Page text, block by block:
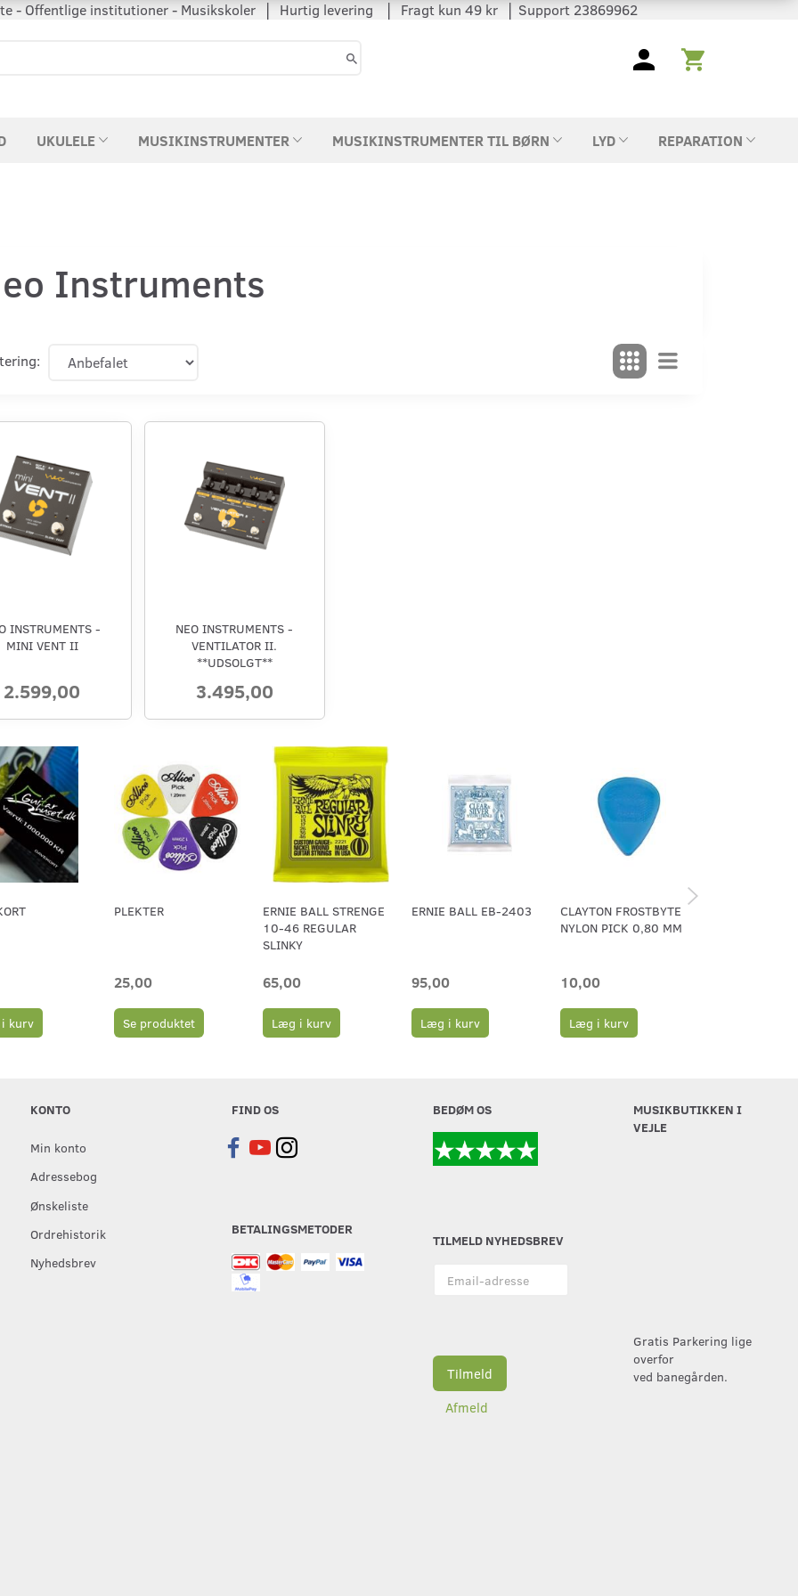
institutioner - Musikskoler │ Hurtig levering │ Fragt kun 49 kr │ Support 23869962
UKULELE MUSIKINSTRUMENTER MUSIKINSTRUMENTER TIL BØRN LYD REPARATION
Instruments
INSTRUMENTS -
MINI VENT II
2.599,00
NEO INSTRUMENTS -
VENTILATOR II.
**UDSOLGT**
3.495,00
kurv
PLEKTER
25,00
Se produktet
ERNIE BALL STRENGE
10-46 REGULAR
SLINKY
65,00
Læg i kurv
ERNIE BALL EB-2403
95,00
Læg i kurv
CLAYTON FROSTBYTE
NYLON PICK 0,80 MM
10,00
Læg i kurv
KONTO
Min konto
Adressebog
Ønskeliste
Ordrehistorik
Nyhedsbrev
FIND OS
BETALINGSMETODER
BEDØM OS
TILMELD NYHEDSBREV
adresse
Tilmeld
Afmeld
MUSIKBUTIKKEN I
VEJLE
Gratis Parkering lige
overfor
ved banegården.